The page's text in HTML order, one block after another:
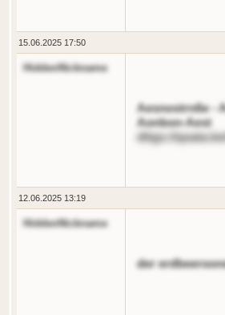
15.06.2025 17:50
HiddenNickname
Aesnostrnße -
Aonbon-Aest
dttgs://
12.06.2025 13:19
HiddenNickname
der